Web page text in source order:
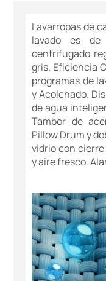
Lavarropas de
lavado es
centrifugado
gris. Eficiencia
programas de
y Acolchado.
de agua
Tambor de
Pillow Drum y
vidrio con
y aire fresco.